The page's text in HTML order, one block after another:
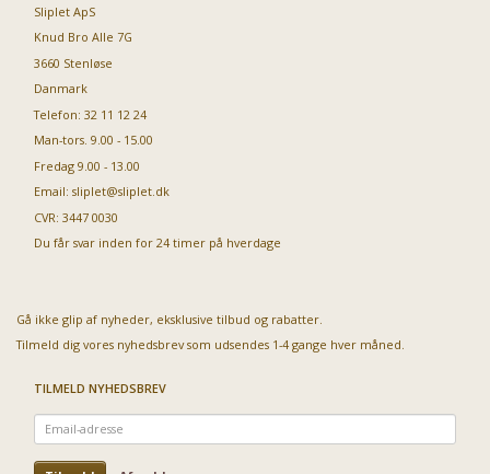
Sliplet ApS
Knud Bro Alle 7G
3660 Stenløse
Danmark
Telefon: 32 11 12 24
Man-tors. 9.00 - 15.00
Fredag 9.00 - 13.00
Email: sliplet@sliplet.dk
CVR: 3447 0030
Du får svar inden for 24 timer på hverdage
Gå ikke glip af nyheder, eksklusive tilbud og rabatter.
Tilmeld dig vores nyhedsbrev som udsendes 1-4 gange hver måned.
TILMELD NYHEDSBREV
Email-
adresse